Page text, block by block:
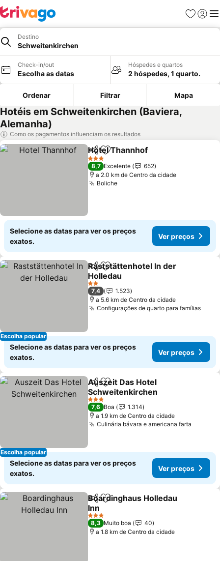
Favoritos
Iniciar
Destino
Schweitenkirchen
Check-in/out
Escolha as datas
Hóspedes e quartos
2 hóspedes, 1 quarto.
Ordenar Filtrar Mapa
Hotéis em Schweitenkirchen (Baviera,
Alemanha)
Como os pagamentos influenciam os resultados
PartilharAdicionar aos favoritos
Hotel Thannhof
3 Estrelas
8,7 Excelente
652
a 2.0 km de Centro da cidade
Boliche
Selecione as datas para ver os preços
exatos.
Ver preços
Escolha popular
PartilharAdicionar aos favoritos
Raststättenhotel In der
Holledau
2 Estrelas
7,4
1.523
a 5.6 km de Centro da cidade
Configurações de quarto para famílias
Selecione as datas para ver os preços
exatos.
Ver preços
Escolha popular
PartilharAdicionar aos favoritos
Auszeit Das Hotel
Schweitenkirchen
3 Estrelas
7,6 Boa
1.314
a 1.9 km de Centro da cidade
Culinária bávara e americana farta
Selecione as datas para ver os preços
exatos.
Ver preços
PartilharAdicionar aos favoritos
Boardinghaus Holledau
Inn
3 Estrelas
8,3 Muito boa
40
a 1.8 km de Centro da cidade